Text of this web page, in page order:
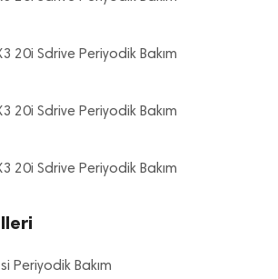
20i Sdrive Periyodik Bakım
20i Sdrive Periyodik Bakım
20i Sdrive Periyodik Bakım
Periyodik Bakım